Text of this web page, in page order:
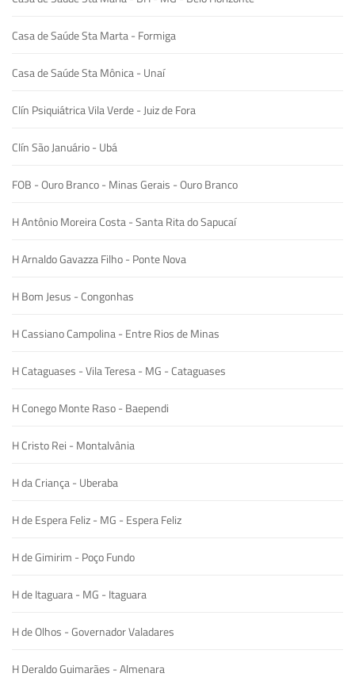
Casa de Saúde Sta Marta - Formiga
Casa de Saúde Sta Mônica - Unaí
Clín Psiquiátrica Vila Verde - Juiz de Fora
Clín São Januário - Ubá
FOB - Ouro Branco - Minas Gerais - Ouro Branco
H Antônio Moreira Costa - Santa Rita do Sapucaí
H Arnaldo Gavazza Filho - Ponte Nova
H Bom Jesus - Congonhas
H Cassiano Campolina - Entre Rios de Minas
H Cataguases - Vila Teresa - MG - Cataguases
H Conego Monte Raso - Baependi
H Cristo Rei - Montalvânia
H da Criança - Uberaba
H de Espera Feliz - MG - Espera Feliz
H de Gimirim - Poço Fundo
H de Itaguara - MG - Itaguara
H de Olhos - Governador Valadares
H Deraldo Guimarães - Almenara